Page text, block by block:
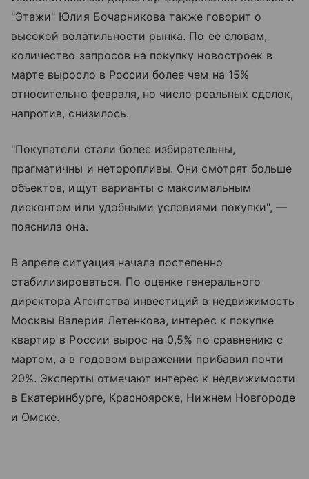
"Этажи" Юлия Бочарникова также говорит о
высокой волатильности рынка. По ее словам,
количество запросов на покупку новостроек в
марте выросло в России более чем на 15%
относительно февраля, но число реальных сделок,
напротив, снизилось.
"Покупатели стали более избирательны,
прагматичны и неторопливы. Они смотрят больше
объектов, ищут варианты с максимальным
дисконтом или удобными условиями покупки", —
пояснила она.
В апреле ситуация начала постепенно
стабилизироваться. По оценке генерального
директора Агентства инвестиций в недвижимость
Москвы Валерия Летенкова, интерес к покупке
квартир в России вырос на 0,5% по сравнению с
мартом, а в годовом выражении прибавил почти
20%. Эксперты отмечают интерес к недвижимости
в Екатеринбурге, Красноярске, Нижнем Новгороде
и Омске.